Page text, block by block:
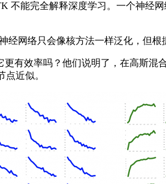
能完全解释深度学习。一个神经网
网络只会像核方法一样泛化，但根
效率吗？他们说明了，在高斯混合
点近似。